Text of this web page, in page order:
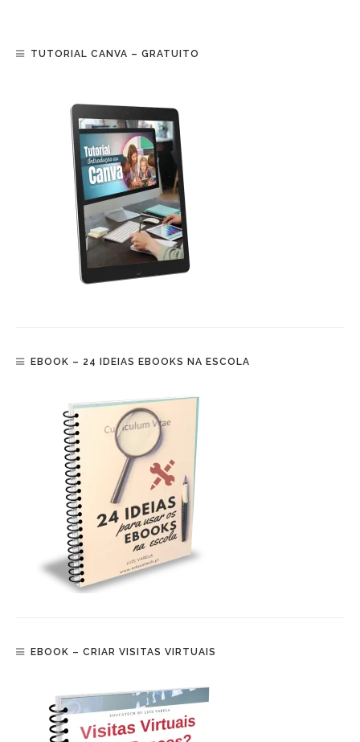
TUTORIAL CANVA – GRATUITO
EBOOK – 24 IDEIAS EBOOKS NA ESCOLA
EBOOK – CRIAR VISITAS VIRTUAIS